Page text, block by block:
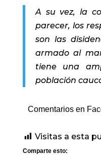
A su vez, la
parecer, los
son las
armado al
tiene una
población
Comentarios en
Visitas a esta
Comparte esto: